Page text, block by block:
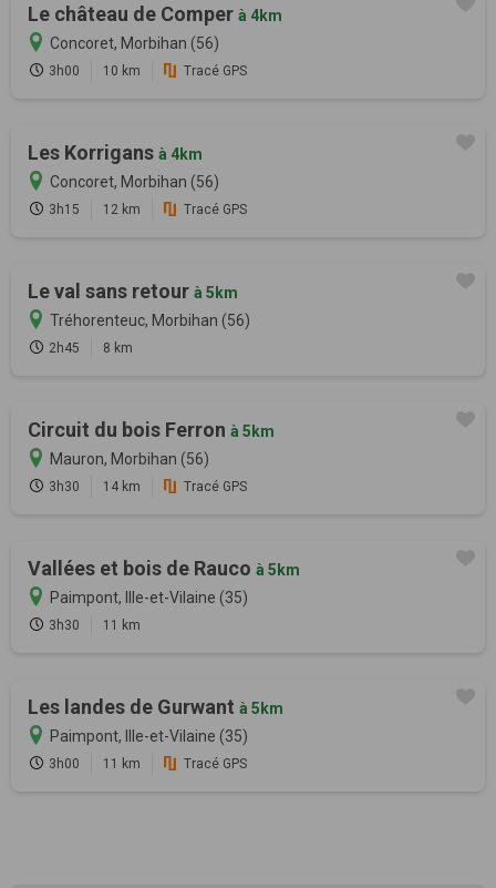
Le château de Comper à 4km
Concoret, Morbihan (56)
3h00 10 km Tracé GPS
Les Korrigans à 4km
Concoret, Morbihan (56)
3h15 12 km Tracé GPS
Le val sans retour à 5km
Tréhorenteuc, Morbihan (56)
2h45 8 km
Circuit du bois Ferron à 5km
Mauron, Morbihan (56)
3h30 14 km Tracé GPS
Vallées et bois de Rauco à 5km
Paimpont, Ille-et-Vilaine (35)
3h30 11 km
Les landes de Gurwant à 5km
Paimpont, Ille-et-Vilaine (35)
3h00 11 km Tracé GPS